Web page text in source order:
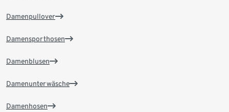
Damenpullover
Damensporthosen
Damenblusen
Damenunterwäsche
Damenhosen